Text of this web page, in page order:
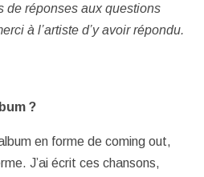
de réponses aux questions
à l’artiste d’y avoir répondu.
?
en forme de coming out,
J’ai écrit ces chansons,